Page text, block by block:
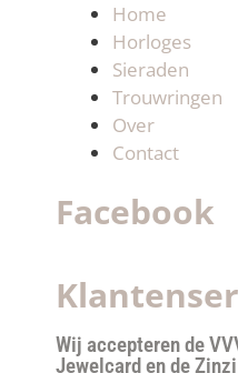
Home
Horloges
Sieraden
Trouwringen
Over
Contact
Facebook
Wij accepteren de
Jewelcard en de